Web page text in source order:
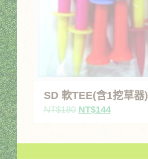
SD 軟TEE(含1挖草器)
NT$180 原
格：
NT$144目
格：